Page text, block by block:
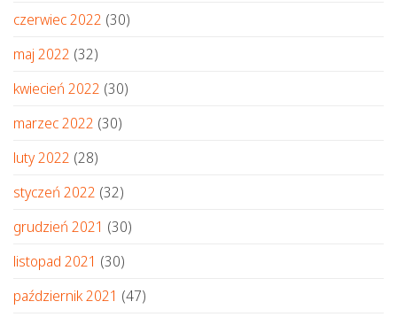
czerwiec 2022 (30)
maj 2022 (32)
kwiecień 2022 (30)
marzec 2022 (30)
luty 2022 (28)
styczeń 2022 (32)
grudzień 2021 (30)
listopad 2021 (30)
październik 2021 (47)